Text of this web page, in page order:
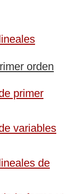
orden
primer
variables
de